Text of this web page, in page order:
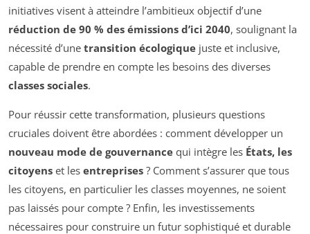
initiatives visent à atteindre l’ambitieux objectif d’une
réduction de 90 % des émissions d’ici 2040, soulignant la
nécessité d’une transition écologique juste et inclusive,
capable de prendre en compte les besoins des diverses
classes sociales.
Pour réussir cette transformation, plusieurs questions
cruciales doivent être abordées : comment développer un
nouveau mode de gouvernance qui intègre les États, les
citoyens et les entreprises ? Comment s’assurer que tous
les citoyens, en particulier les classes moyennes, ne soient
pas laissés pour compte ? Enfin, les investissements
nécessaires pour construire un futur sophistiqué et durable